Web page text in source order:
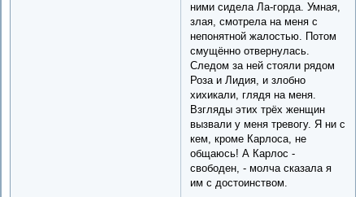
ними сидела Ла-горда. Умная,
злая, смотрела на меня с
непонятной жалостью. Потом
смущённо отвернулась.
Следом за ней стояли рядом
Роза и Лидия, и злобно
хихикали, глядя на меня.
Взгляды этих трёх женщин
вызвали у меня тревогу. Я ни с
кем, кроме Карлоса, не
общаюсь! А Карлос -
свободен, - молча сказала я
им с достоинством.